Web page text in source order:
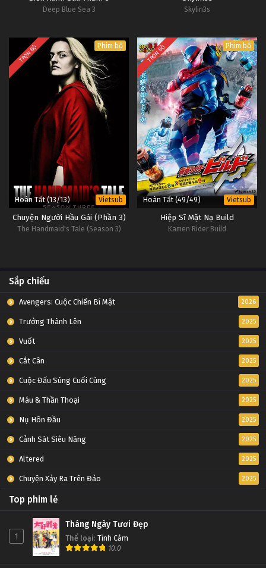
Deep Blue Sea 3 Skylin3s
TRỌN BỘ Phim bộ
Hoàn Tất (13/13) Vietsub
Chuyện Người Hầu Gái (Phần 3)
The Handmaid's Tale (Season 3)
TRỌN BỘ Phim bộ
Hoàn Tất (49/49) Vietsub
Hiệp Sĩ Mặt Nạ Build
Kamen Rider Build
Sắp chiếu
Avengers: Cuộc Chiến Bí Mật 2026
Trưởng Thành Lên 2025
Vuốt 2025
Cắt Cân 2025
Cuộc Đấu Súng Cuối Cùng 2025
Máu & Thần Thoại 2025
Nụ Hôn Đầu 2025
Cảnh Sát Siêu Năng 2025
Altered 2025
Chuyện Xảy Ra Trên Đảo 2025
Top phim lẻ
1
Tháng Ngày Tươi Đẹp
Thể loại: Tình Cảm
10.0